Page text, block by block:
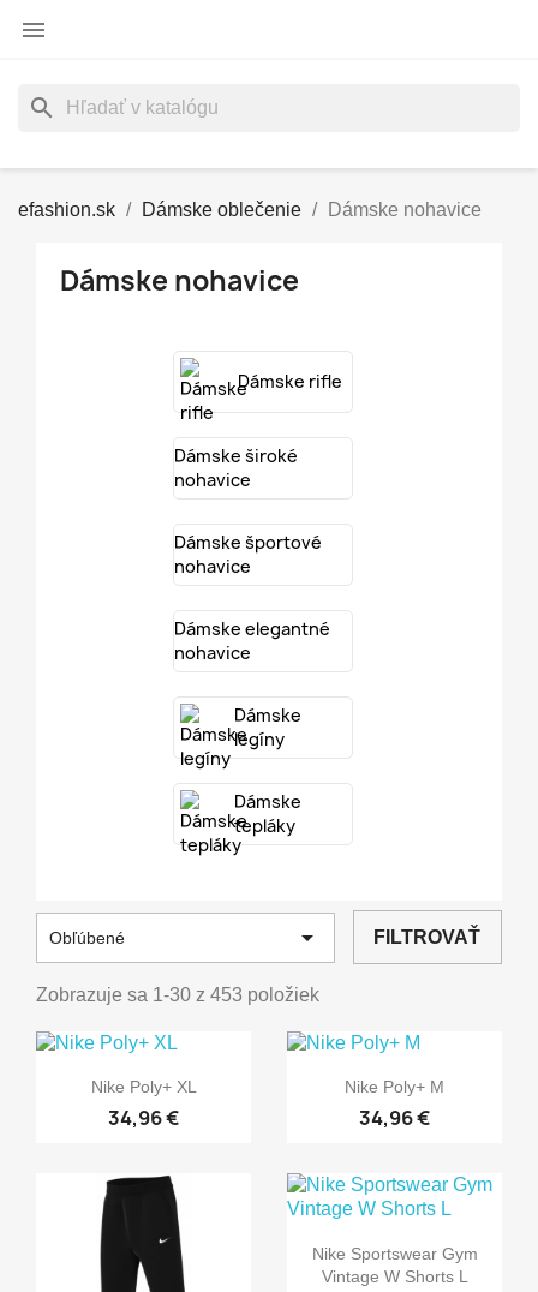

search
efashion.sk Dámske oblečenie Dámske nohavice
Dámske nohavice
Dámske rifle
Dámske široké
nohavice
Dámske športové
nohavice
Dámske elegantné
nohavice
Dámske
legíny
Dámske
tepláky
Obľúbené  FILTROVAŤ
Zobrazuje sa 1-30 z 453 položiek
Nike Poly+ XL
34,96 €
Nike Poly+ M
34,96 €
Nike Sportswear Gym
Vintage W Shorts L